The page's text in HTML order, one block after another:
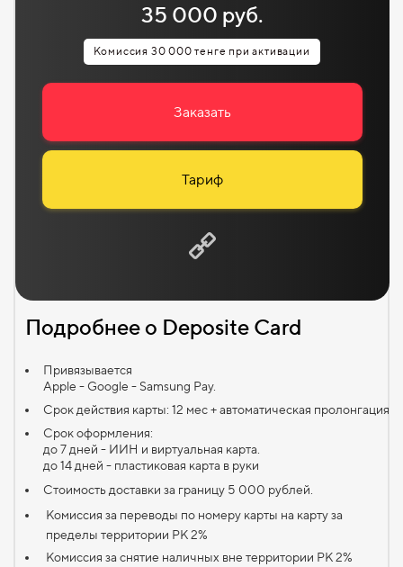
35 000 руб.
Комиссия 30 000 тенге при активации
Заказать
Тариф
Подробнее о Deposite Card
Привязывается
Apple - Google - Samsung Pay.
Срок действия карты: 12 мес + автоматическая пролонгация
Срок оформления:
до 7 дней - ИИН и виртуальная карта.
до 14 дней - пластиковая карта в руки
Стоимость доставки за границу 5 000 рублей.
Комиссия за переводы по номеру карты на карту за
пределы территории РК 2%
Комиссия за снятие наличных вне территории РК 2%